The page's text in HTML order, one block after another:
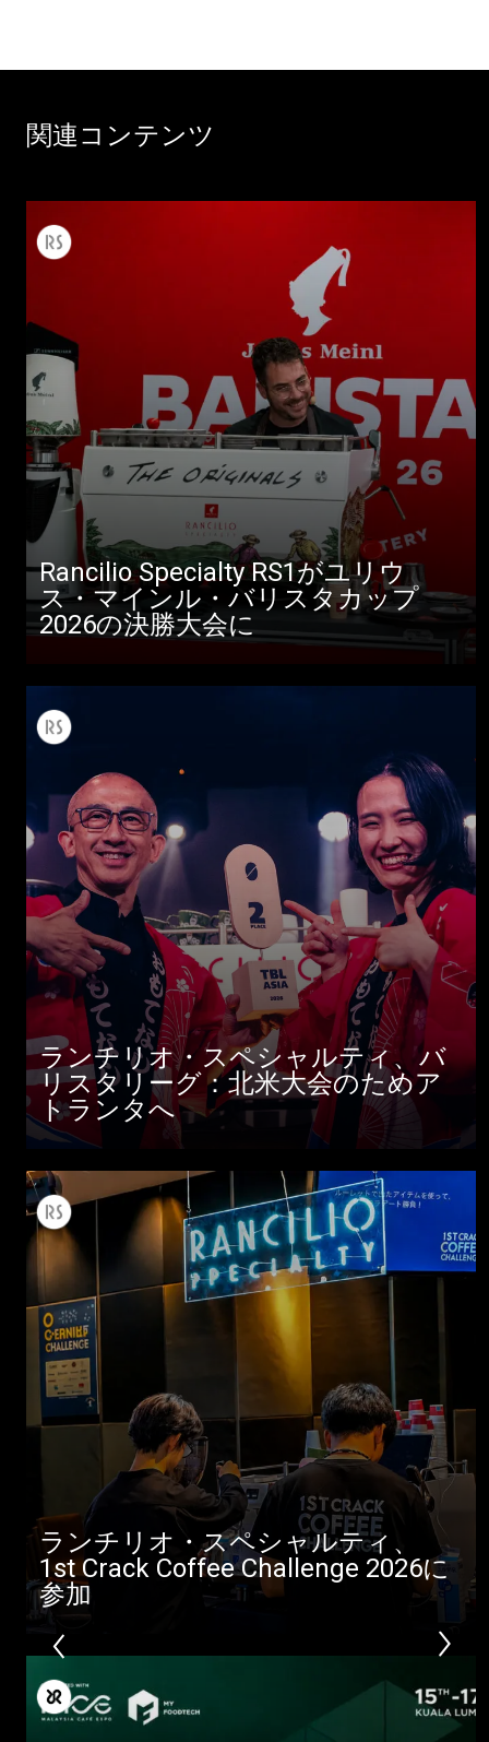
関連コンテンツ
Rancilio Specialty RS1がユリウ
ス・マインル・バリスタカップ
2026の決勝大会に
ランチリオ・スペシャルティ、バ
リスタリーグ：北米大会のためア
トランタへ
ランチリオ・スペシャルティ、
1st Crack Coffee Challenge 2026に
参加
すべて
製品情報
ニュース
ダウンロード
もっと見る